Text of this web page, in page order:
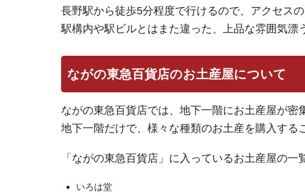
長野駅から徒歩5分程度で行けるので、アクセスの
駅構内や駅ビルとはまた違った、上品な雰囲気漂
ながの東急百貨店のお土産屋について
ながの東急百貨店では、地下一階にお土産屋が密
地下一階だけで、様々な種類のお土産を購入する
「ながの東急百貨店」に入っているお土産屋の一
いろは堂